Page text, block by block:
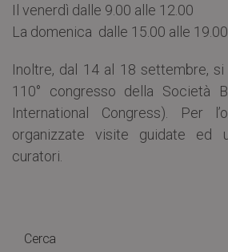
Il venerdì dalle 9.00 alle 12.00
La domenica dalle 15.00 alle 19.00
Inoltre, dal 14 al 18 settembre, si
110° congresso della Società
International Congress). Per
organizzate visite guidate ed
curatori.
Cerca